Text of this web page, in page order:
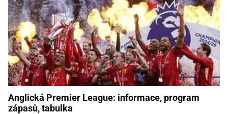
Anglická Premier League: informace, program
zápasů, tabulka